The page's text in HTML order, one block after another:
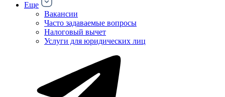
Еще
Вакансии
Часто задаваемые вопросы
Налоговый вычет
Услуги для юридических лиц